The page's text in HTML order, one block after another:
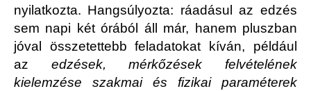
nyilatkozta. Hangsúlyozta: ráadásul az edzés
sem napi két órából áll már, hanem pluszban
jóval összetettebb feladatokat kíván, például
az edzések, mérkőzések felvételének
kielemzése szakmai és fizikai paraméterek